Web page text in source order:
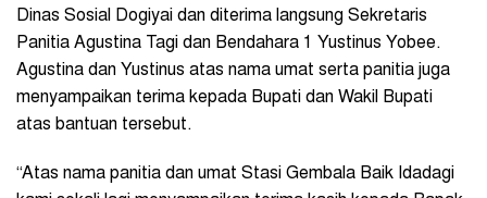
Dinas Sosial Dogiyai dan diterima langsung Sekretaris
Panitia Agustina Tagi dan Bendahara 1 Yustinus Yobee.
Agustina dan Yustinus atas nama umat serta panitia juga
menyampaikan terima kepada Bupati dan Wakil Bupati
atas bantuan tersebut.
“Atas nama panitia dan umat Stasi Gembala Baik Idadagi